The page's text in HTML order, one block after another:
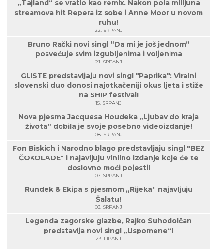
„Tajland“ se vratio kao remix. Nakon pola milijuna
streamova hit Repera iz sobe i Anne Moor u novom
ruhu!
22. SRPANJ
Bruno Rački novi singl “Da mi je još jednom”
posvećuje svim izgubljenima i voljenima
21. SRPANJ
GLISTE predstavljaju novi singl "Paprika": Viralni
slovenski duo donosi najotkačeniji okus ljeta i stiže
na SHIP festival!
15. SRPANJ
Nova pjesma Jacquesa Houdeka „Ljubav do kraja
života“ dobila je svoje posebno videoizdanje!
08. SRPANJ
Fon Biskich i Narodno blago predstavljaju singl "BEZ
ČOKOLADE" i najavljuju vinilno izdanje koje će te
doslovno moći pojesti!
07. SRPANJ
Rundek & Ekipa s pjesmom „Rijeka“ najavljuju
Šalatu!
03. SRPANJ
Legenda zagorske glazbe, Rajko Suhodolčan
predstavlja novi singl „Uspomene“!
23. LIPANJ